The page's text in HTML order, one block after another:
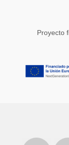
Proyecto